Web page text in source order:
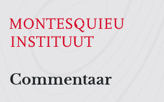
Hoofdnavigatiemenu
Commentaar